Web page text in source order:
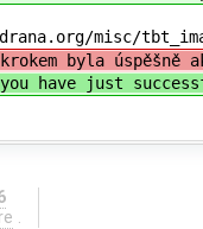
misc/
byla úspěšně
have just
.